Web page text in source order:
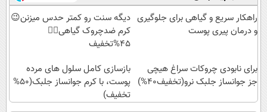
راهکار سریع و گیاهی برای جلوگیری
و درمان پیری پوست
دیگه سنت رو کمتر حدس میزنن😉
کرم ضدچروک گیاهی👈🏻
45%تخفیف
برای نابودی چروکات سراغ هیچی
جز جوانساز جلبک نرو(تخفیف40%)
بازسازی کامل سلول های مرده
پوست، با کرم جوانساز جلبک(50%
تخفیف)